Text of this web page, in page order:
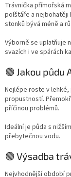
Trávnička přímořská
polštáře a nejbohatěji
stonků bývá méně a
Výborně se uplatňuje
svazích i ve spárách
🟢 Jakou půdu
Nejlépe roste v
propustností.
příčinou problémů.
Ideální je půda s
přebytečnou vodu.
🟢 Výsadba
Nejvhodnější období